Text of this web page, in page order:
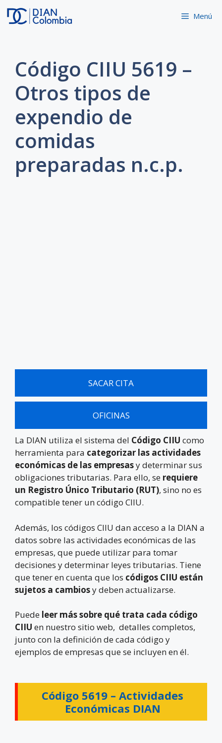
Saltar
Menú
Código CIIU 5619 –
Otros tipos de
expendio de
comidas
preparadas n.c.p.
SACAR CITA
OFICINAS
La DIAN utiliza el sistema del Código CIIU como
herramienta para categorizar las actividades
económicas de las empresasy determinar sus
obligaciones tributarias. Para ello, se requiere
un Registro Único Tributario (RUT), sino no es
compatible tener un código CIIU.
Además, los códigos CIIU dan acceso a la DIAN a
datos sobre las actividades económicas de las
empresas, que puede utilizar para tomar
decisiones y determinar leyes tributarias. Tiene
que tener en cuenta que los códigos CIIU están
sujetos a cambiosy deben actualizarse.
Puede leer más sobre qué trata cada código
CIIU en nuestro sitio web, detalles completos,
junto con la definición de cada código y
ejemplos de empresas que se incluyen en él.
Código 5619 – Actividades
Económicas DIAN